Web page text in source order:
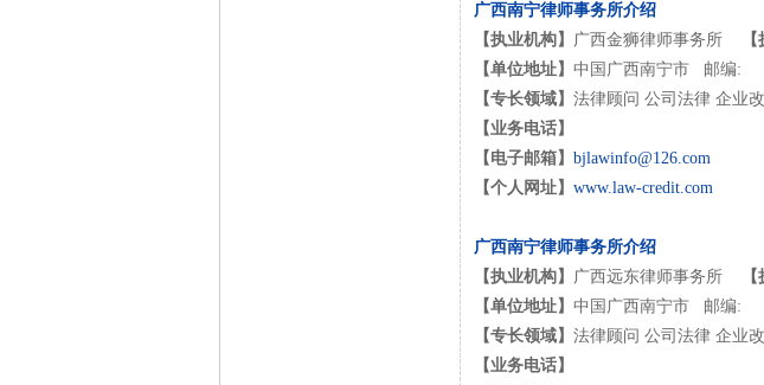
广西南宁律师事务所介绍
【执业机构】 广西金狮律师事务所
【单位地址】 中国广西南宁市 邮编:
【专长领域】 法律顾问 公司法律 企业
【业务电话】
【电子邮箱】 bjlawinfo@126.com
【个人网址】 www.law-credit.com
广西南宁律师事务所介绍
【执业机构】 广西远东律师事务所
【单位地址】 中国广西南宁市 邮编:
【专长领域】 法律顾问 公司法律 企业
【业务电话】